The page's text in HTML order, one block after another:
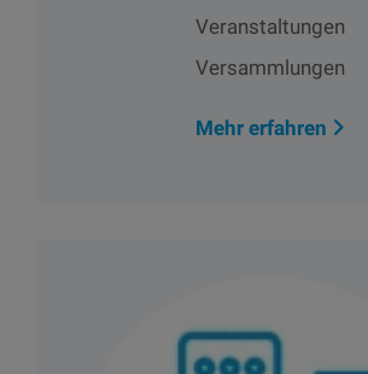
Veranstaltungen
Versammlungen
Mehr erfahren